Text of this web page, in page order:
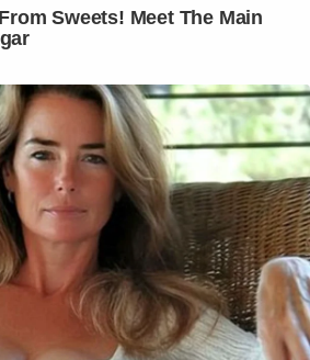
Sweets! Meet The Main